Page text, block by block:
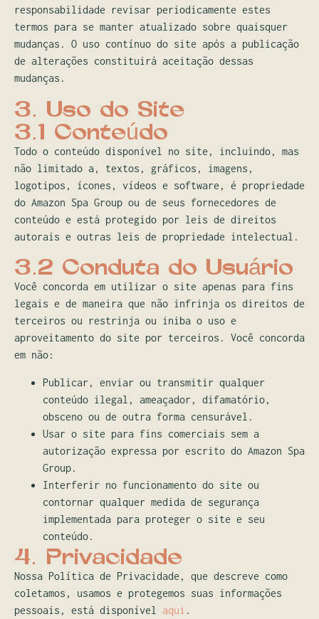
responsabilidade revisar periodicamente estes
termos para se manter atualizado sobre quaisquer
mudanças. O uso contínuo do site após a publicação
de alterações constituirá aceitação dessas
mudanças.
3. Uso do Site
3.1 Conteúdo
Todo o conteúdo disponível no site, incluindo, mas
não limitado a, textos, gráficos, imagens,
logotipos, ícones, vídeos e software, é propriedade
do Amazon Spa Group ou de seus fornecedores de
conteúdo e está protegido por leis de direitos
autorais e outras leis de propriedade intelectual.
3.2 Conduta do Usuário
Você concorda em utilizar o site apenas para fins
legais e de maneira que não infrinja os direitos de
terceiros ou restrinja ou iniba o uso e
aproveitamento do site por terceiros. Você concorda
em não:
Publicar, enviar ou transmitir qualquer
conteúdo ilegal, ameaçador, difamatório,
obsceno ou de outra forma censurável.
Usar o site para fins comerciais sem a
autorização expressa por escrito do Amazon Spa
Group.
Interferir no funcionamento do site ou
contornar qualquer medida de segurança
implementada para proteger o site e seu
conteúdo.
4. Privacidade
Nossa Política de Privacidade, que descreve como
coletamos, usamos e protegemos suas informações
pessoais, está disponível aqui .